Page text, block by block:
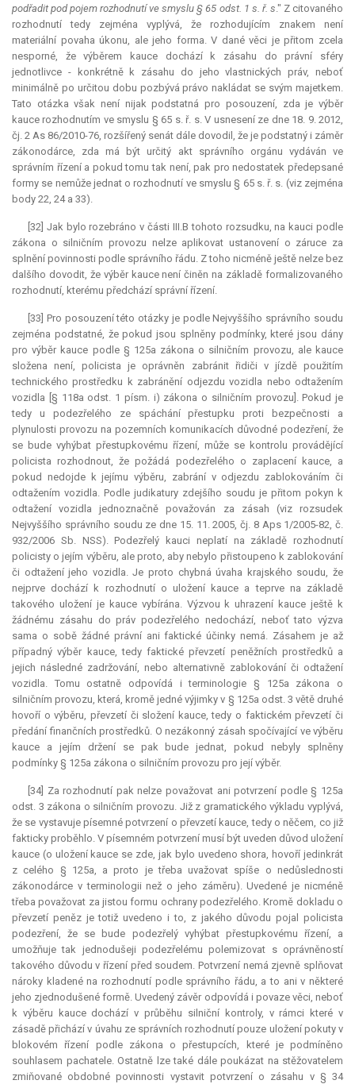
podřadit pod pojem rozhodnutí ve smyslu § 65 odst. 1 s. ř. s." Z citovaného
rozhodnutí tedy zejména vyplývá, že rozhodujícím znakem není
materiální povaha úkonu, ale jeho forma. V dané věci je přitom zcela
nesporné, že výběrem
kauce dochází k zásahu do právní sféry
jednotlivce - konkrétně k zásahu do jeho vlastnických práv, neboť
minimálně po určitou dobu pozbývá právo nakládat se svým majetkem.
Tato otázka však není nijak podstatná pro posouzení, zda je výběr
kauce rozhodnutím ve smyslu § 65 s. ř. s. V usnesení ze dne 18. 9. 2012,
čj. 2 As 86/2010-76, rozšířený senát dále dovodil, že je podstatný i záměr
zákonodárce, zda má být určitý akt správního orgánu vydáván ve
správním řízení a pokud tomu tak není, pak pro nedostatek předepsané
formy se nemůže jednat o rozhodnutí ve smyslu § 65 s. ř. s. (viz zejména
body 22, 24 a 33).
[32] Jak bylo rozebráno v části III.B tohoto rozsudku, na kauci podle
zákona o silničním provozu nelze aplikovat ustanovení o záruce za
splnění povinnosti podle správního řádu. Z toho nicméně ještě nelze bez
dalšího dovodit, že výběr kaucenení činěn na základě formalizovaného
rozhodnutí, kterému předchází správní řízení.
[33] Pro posouzení této otázky je podle Nejvyššího správního soudu
zejména podstatné, že pokud jsou splněny podmínky, které jsou dány
pro výběr kauce podle § 125a zákona o silničním provozu, ale kauce
složena není, policista je oprávněn zabránit řidiči v jízdě použitím
technického prostředku k zabránění odjezdu vozidla nebo odtažením
vozidla [§ 118a odst. 1 písm. i) zákona o silničním provozu]. Pokud je
tedy u podezřelého ze spáchání přestupku proti bezpečnosti a
plynulosti provozu na pozemních komunikacích důvodné podezření, že
se bude vyhýbat přestupkovému řízení, může se kontrolu provádějící
policista rozhodnout, že požádá podezřelého o zaplacení kauce, a
pokud nedojde k jejímu výběru, zabrání v odjezdu zablokováním či
odtažením vozidla. Podle judikatury zdejšího soudu je přitom pokyn k
odtažení vozidla jednoznačně považován za zásah (viz rozsudek
Nejvyššího správního soudu ze dne 15. 11. 2005, čj. 8 Aps 1/2005-82, č.
932/2006 Sb. NSS). Podezřelý kauci neplatí na základě rozhodnutí
policisty o jejím výběru, ale proto, aby nebylo přistoupeno k zablokování
či odtažení jeho vozidla. Je proto chybná úvaha krajského soudu, že
nejprve dochází k rozhodnutí o uložení kauce a teprve na základě
takového uložení je kaucevybírána. Výzvou k uhrazení kauce ještě k
žádnému zásahu do práv podezřelého nedochází, neboť tato výzva
sama o sobě žádné právní ani faktické účinky nemá. Zásahem je až
případný výběr kauce, tedy faktické převzetí peněžních prostředků a
jejich následné zadržování, nebo alternativně zablokování či odtažení
vozidla. Tomu ostatně odpovídá i terminologie § 125a zákona o
silničním provozu, která, kromě jedné výjimky v § 125a odst. 3 větě druhé
hovoří o výběru, převzetí či složení kauce, tedy o faktickém převzetí či
předání finančních prostředků. O nezákonný zásah spočívající ve výběru
kauce a jejím držení se pak bude jednat, pokud nebyly splněny
podmínky § 125a zákona o silničním provozu pro její výběr.
[34] Za rozhodnutí pak nelze považovat ani potvrzení podle § 125a
odst. 3 zákona o silničním provozu. Již z gramatického výkladu vyplývá,
že se vystavuje písemné potvrzení o převzetí kauce, tedy o něčem, co již
fakticky proběhlo. V písemném potvrzení musí být uveden důvod uložení
kauce (o uložení kauce se zde, jak bylo uvedeno shora, hovoří jedinkrát
z celého § 125a, a proto je třeba uvažovat spíše o nedůslednosti
zákonodárce v terminologii než o jeho záměru). Uvedené je nicméně
třeba považovat za jistou formu ochrany podezřelého. Kromě dokladu o
převzetí peněz je totiž uvedeno i to, z jakého důvodu pojal policista
podezření, že se bude podezřelý vyhýbat přestupkovému řízení, a
umožňuje tak jednodušeji podezřelému polemizovat s oprávněností
takového důvodu v řízení před soudem. Potvrzení nemá zjevně splňovat
nároky kladené na rozhodnutí podle správního řádu, a to ani v některé
jeho zjednodušené formě. Uvedený závěr odpovídá i povaze věci, neboť
k výběru
kaucedochází v průběhu silniční kontroly, v rámci které v
zásadě přichází v úvahu ze správních rozhodnutí pouze uložení pokuty v
blokovém řízení podle zákona o přestupcích, které je podmíněno
souhlasem pachatele. Ostatně lze také dále poukázat na stěžovatelem
zmiňované obdobné povinnosti vystavit potvrzení o zásahu v § 34